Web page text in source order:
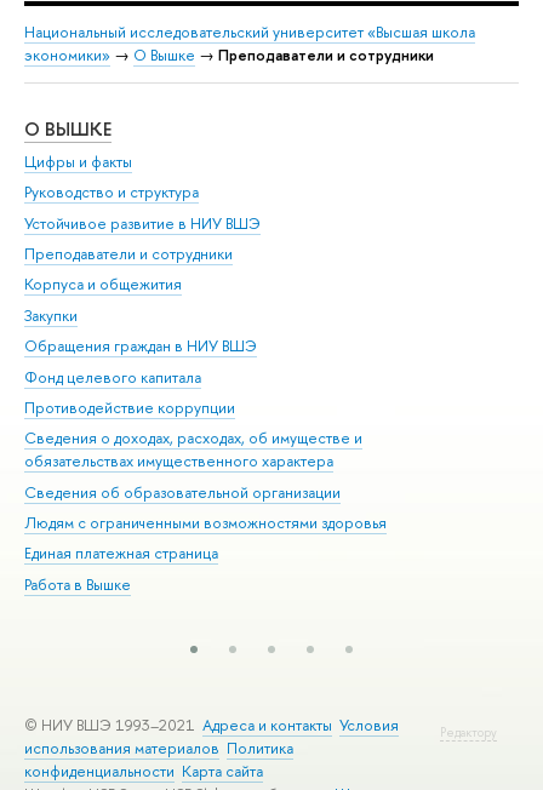
Национальный исследовательский университет «Высшая школа
экономики» → О Вышке → Преподаватели и сотрудники
О ВЫШКЕ
Цифры и факты
Руководство и структура
Устойчивое развитие в НИУ ВШЭ
Преподаватели и сотрудники
Корпуса и общежития
Закупки
Обращения граждан в НИУ ВШЭ
Фонд целевого капитала
Противодействие коррупции
Сведения о доходах, расходах, об имуществе и
обязательствах имущественного характера
Сведения об образовательной организации
Людям с ограниченными возможностями здоровья
Единая платежная страница
Работа в Вышке
Редактору
© НИУ ВШЭ 1993–2021 Адреса и контакты Условия
использования материалов Политика
конфиденциальности Карта сайта